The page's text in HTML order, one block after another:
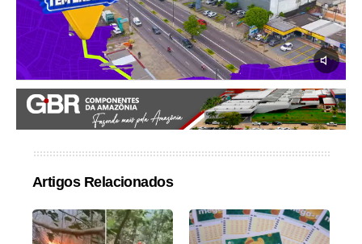
Artigos Relacionados